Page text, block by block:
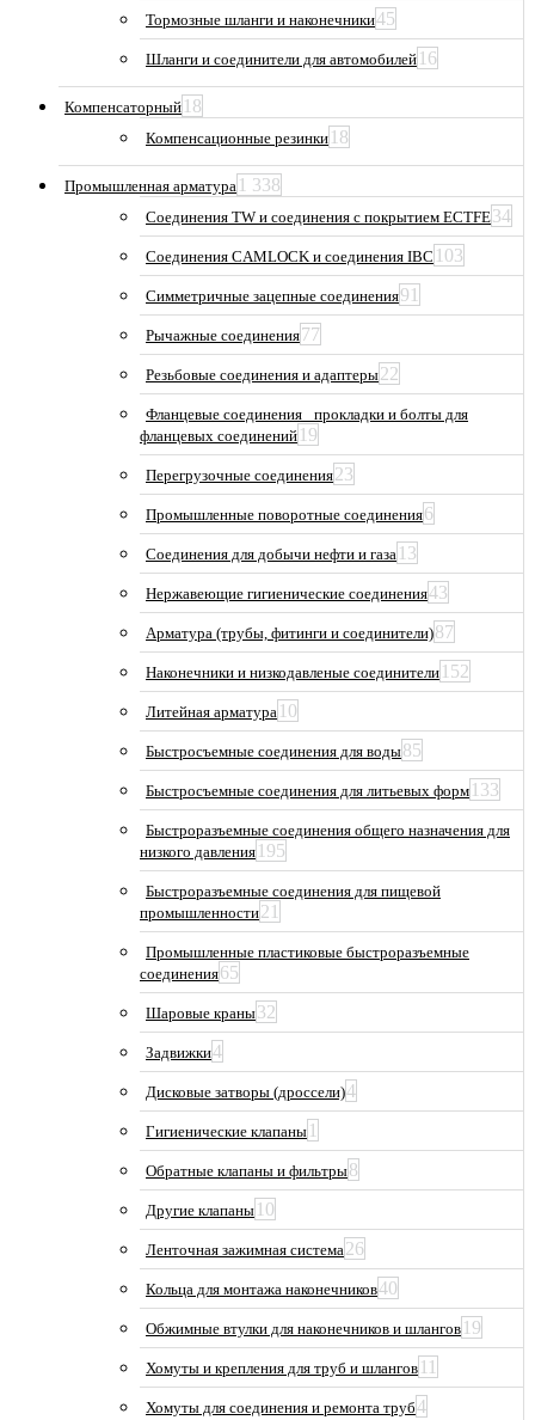
Тормозные шланги и наконечники45
Шланги и соединители для автомобилей 16
Компенсаторный 18
Компенсационные резинки 18
Промышленная арматура 1 338
Соединения TW и соединения с покрытием ECTFE34
Соединения CAMLOCK и соединения IBC 103
Симметричные зацепные соединения91
Рычажные соединения77
Резьбовые соединения и адаптеры22
Фланцевые соединения_ прокладки и болты для
фланцевых соединений 19
Перегрузочные соединения23
Промышленные поворотные соединения6
Соединения для добычи нефти и газа 13
Нержавеющие гигиенические соединения43
Арматура (трубы, фитинги и соединители)87
Наконечники и низкодавленые соединители 152
Литейная арматура 10
Быстросъемные соединения для воды85
Быстросъемные соединения для литьевых форм 133
Быстроразъемные соединения общего назначения для
низкого давления 195
Быстроразъемные соединения для пищевой
промышленности21
Промышленные пластиковые быстроразъемные
соединения65
Шаровые краны32
Задвижки4
Дисковые затворы (дроссели)4
Гигиенические клапаны 1
Обратные клапаны и фильтры8
Другие клапаны 10
Ленточная зажимная система26
Кольца для монтажа наконечников40
Обжимные втулки для наконечников и шлангов 19
Хомуты и крепления для труб и шлангов 11
Хомуты для соединения и ремонта труб4